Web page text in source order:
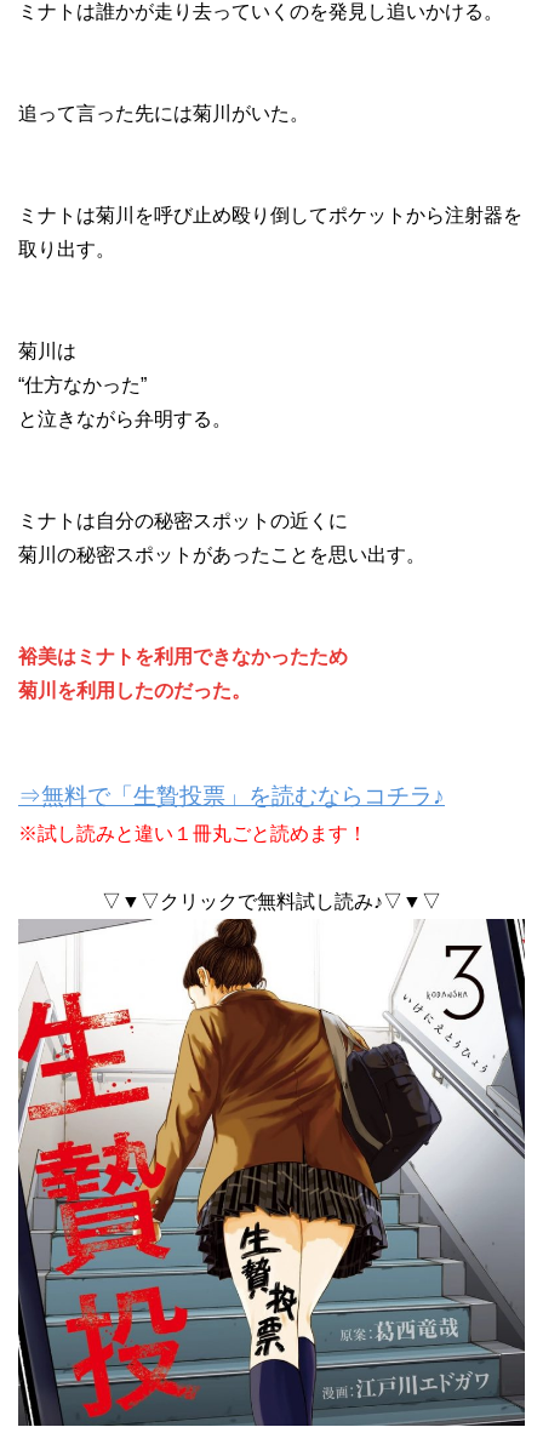
ミナトは誰かが走り去っていくのを発見し追いかける。
追って言った先には菊川がいた。
ミナトは菊川を呼び止め殴り倒してポケットから注射器を
取り出す。
菊川は
“仕方なかった”
と泣きながら弁明する。
ミナトは自分の秘密スポットの近くに
菊川の秘密スポットがあったことを思い出す。
裕美はミナトを利用できなかったため
菊川を利用したのだった。
⇒無料で「生贄投票」を読むならコチラ♪
※試し読みと違い１冊丸ごと読めます！
▽▼▽クリックで無料試し読み♪▽▼▽